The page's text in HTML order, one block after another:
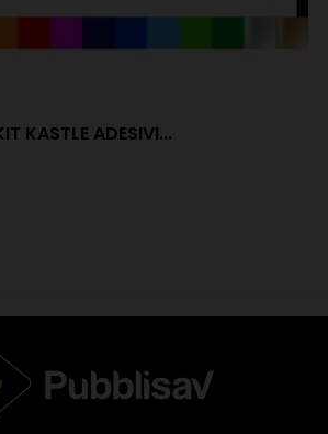
KASTLE ADESIVI...